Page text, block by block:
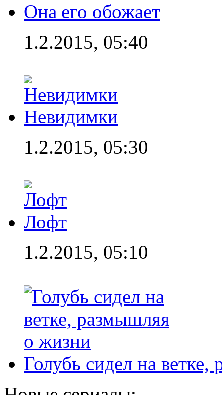
Она его обожает
1.2.2015, 05:40
Невидимки
1.2.2015, 05:30
Лофт
1.2.2015, 05:10
Голубь сидел на